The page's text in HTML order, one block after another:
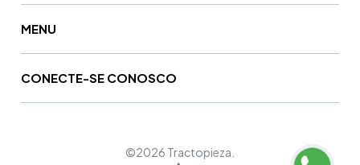
MENU
CONECTE-SE CONOSCO
©2026 Tractopieza.